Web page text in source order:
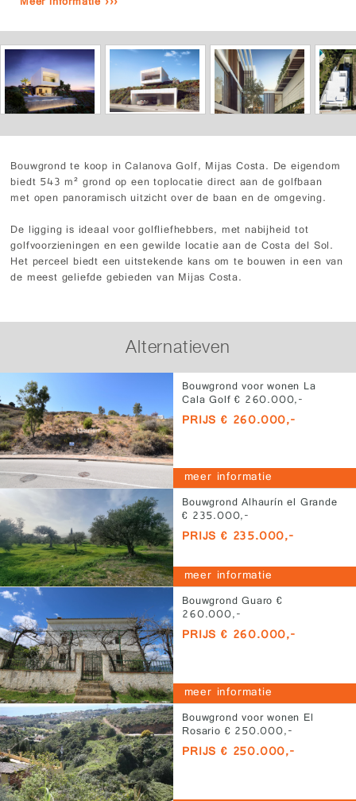
Bouwgrond te koop in Calanova Golf, Mijas Costa. De eigendom
biedt 543 m² grond op een toplocatie direct aan de golfbaan
met open panoramisch uitzicht over de baan en de omgeving.
De ligging is ideaal voor golfliefhebbers, met nabijheid tot
golfvoorzieningen en een gewilde locatie aan de Costa del Sol.
Het perceel biedt een uitstekende kans om te bouwen in een van
de meest geliefde gebieden van Mijas Costa.
Alternatieven
Bouwgrond voor wonen La
Cala Golf € 260.000,-
PRIJS € 260.000,-
meer informatie
Bouwgrond Alhaurín el Grande
€ 235.000,-
PRIJS € 235.000,-
meer informatie
Bouwgrond Guaro €
260.000,-
PRIJS € 260.000,-
meer informatie
Bouwgrond voor wonen El
Rosario € 250.000,-
PRIJS € 250.000,-